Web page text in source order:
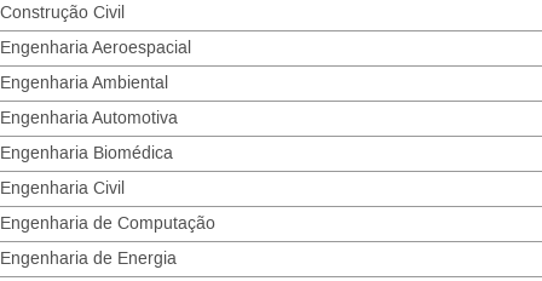
Construção Civil
Engenharia Aeroespacial
Engenharia Ambiental
Engenharia Automotiva
Engenharia Biomédica
Engenharia Civil
Engenharia de Computação
Engenharia de Energia